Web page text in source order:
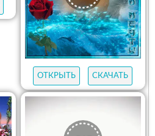
ОТКРЫТЬ СКАЧАТЬ